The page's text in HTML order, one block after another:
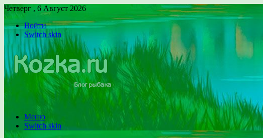
Четверг , 6 Август 2026
Войти
Switch skin
Меню
Switch skin